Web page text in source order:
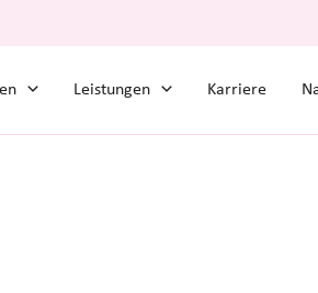
Leistungen Karriere